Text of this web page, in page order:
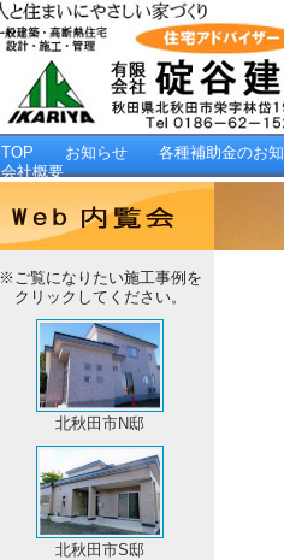
TOP お知らせ 各種補助金のお
会社概要
※ご覧になりたい施工事例を
クリックしてください。
北秋田市N邸
北秋田市S邸